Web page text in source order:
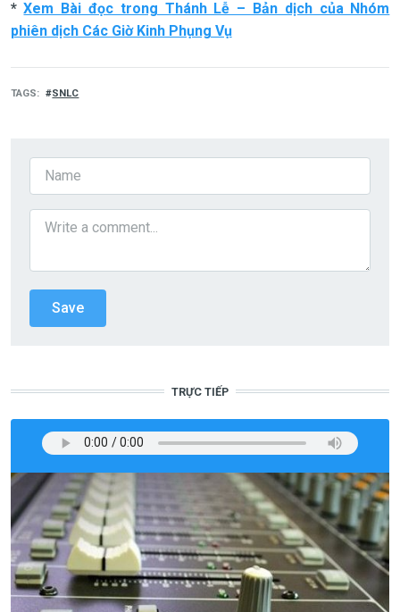
*Xem Bài đọc trong Thánh Lễ – Bản dịch của Nhóm
phiên dịch Các Giờ Kinh Phụng Vụ
TAGS SNLC
TRỰC TIẾP